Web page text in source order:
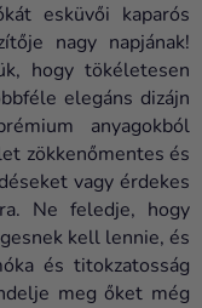
esküvői kaparós
nagy napjának!
hogy tökéletesen
elegáns dizájn
anyagokból
zökkenőmentes és
vagy érdekes
Ne feledje, hogy
kell lennie, és
és titokzatosság
meg őket még